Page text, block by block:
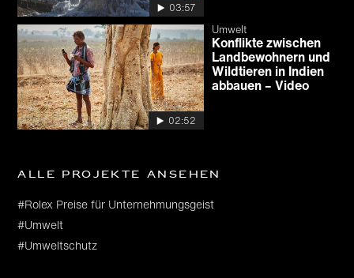
03:57
02:52
Umwelt
Konflikte zwischen
Landbewohnern und
Wildtieren in Indien
abbauen – Video
Alle Projekte ansehen
#Rolex Preise für Unternehmungsgeist
#Umwelt
#Umweltschutz